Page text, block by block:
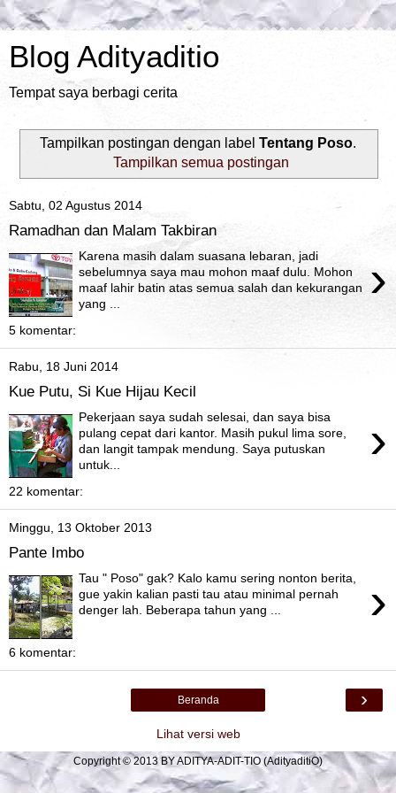
Blog Adityaditio
Tempat saya berbagi cerita
Tampilkan postingan dengan label Tentang Poso.
Tampilkan semua postingan
Sabtu, 02 Agustus 2014
Ramadhan dan Malam Takbiran
›
Karena masih dalam suasana lebaran, jadi
sebelumnya saya mau mohon maaf dulu. Mohon
maaf lahir batin atas semua salah dan kekurangan
yang ...
5 komentar:
Rabu, 18 Juni 2014
Kue Putu, Si Kue Hijau Kecil
›
Pekerjaan saya sudah selesai, dan saya bisa
pulang cepat dari kantor. Masih pukul lima sore,
dan langit tampak mendung. Saya putuskan
untuk...
22 komentar:
Minggu, 13 Oktober 2013
Pante Imbo
›
Tau " Poso" gak? Kalo kamu sering nonton berita,
gue yakin kalian pasti tau atau minimal pernah
denger lah. Beberapa tahun yang ...
6 komentar:
›
Beranda
Lihat versi web
Copyright © 2013 BY ADITYA-ADIT-TIO (AdityaditiO)